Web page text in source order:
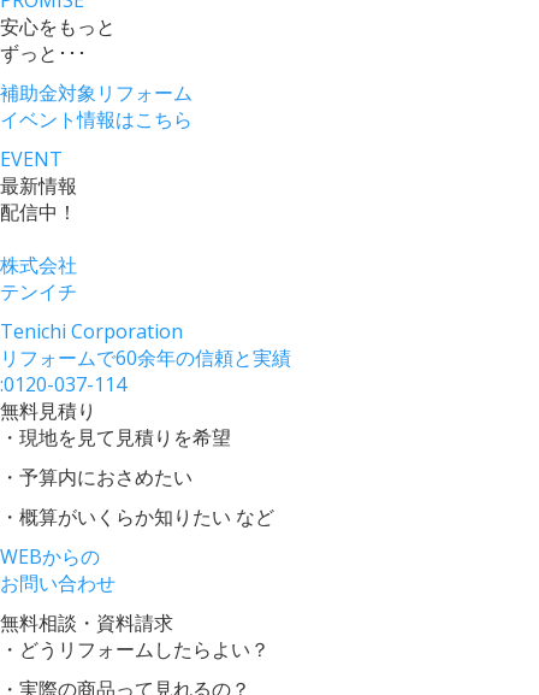
安心をもっと
ずっと･･･
補助金対象リフォーム
イベント情報はこちら
EVENT
最新情報
配信中！
株式会社
テンイチ
Tenichi Corporation
リフォームで60余年の信頼と実績
:0120-037-114
無料見積り
・現地を見て見積りを希望
・予算内におさめたい
・概算がいくらか知りたい など
WEBからの
お問い合わせ
無料相談・資料請求
・どうリフォームしたらよい？
・実際の商品って見れるの？